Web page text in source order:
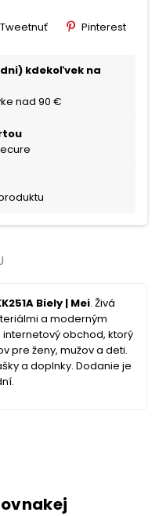
Tweetnuť Pinterest
kdekoľvek na
nad 90 €
Biely | Mei. Živá
a moderným
internetový obchod, ktorý
pre ženy, mužov a deti.
a doplnky. Dodanie je